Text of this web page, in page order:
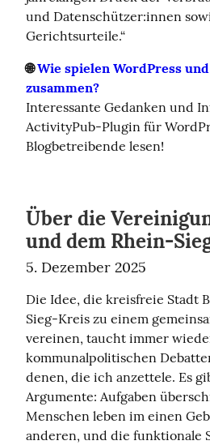
und Datenschützer:innen
Gerichtsurteile.“
🌐 Wie spielen WordPress
zusammen?
Interessante Gedanken und
ActivityPub-Plugin für
Blogbetreibende lesen!
Über die
und dem Rhein-
5. Dezember 2025
Die Idee, die kreisfreie Stadt
Sieg-Kreis zu einem
vereinen, taucht immer
kommunalpolitischen
denen, die ich anzettele. Es
Argumente: Aufgaben
Menschen leben im einen
anderen, und die funktionale